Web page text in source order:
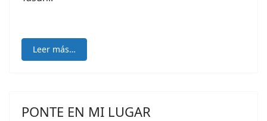
Leer más…
PONTE EN MI LUGAR